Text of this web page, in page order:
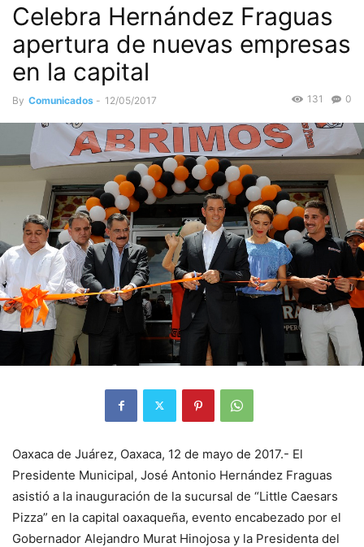
Celebra Hernández Fraguas
apertura de nuevas empresas
en la capital
By Comunicados - 12/05/2017 0
131
Oaxaca de Juárez, Oaxaca, 12 de mayo de 2017.- El
Presidente Municipal, José Antonio Hernández Fraguas
asistió a la inauguración de la sucursal de “Little Caesars
Pizza” en la capital oaxaqueña, evento encabezado por el
Gobernador Alejandro Murat Hinojosa y la Presidenta del